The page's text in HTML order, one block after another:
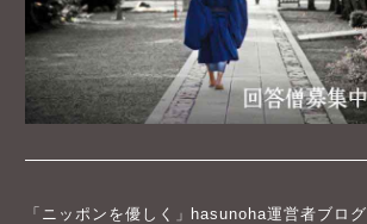
「ニッポンを優しく」hasunoha運営者ブログ